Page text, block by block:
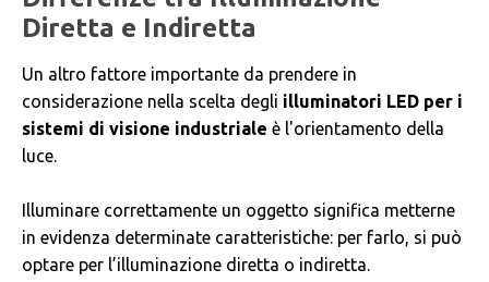
Diretta e Indiretta
Un altro fattore importante da prendere in
considerazione nella scelta degli illuminatori LED per i
sistemi di visione industriale è l'orientamento della
luce.
Illuminare correttamente un oggetto significa metterne
in evidenza determinate caratteristiche: per farlo, si può
optare per l’illuminazione diretta o indiretta.